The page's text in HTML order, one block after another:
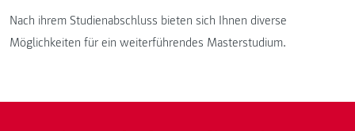
Nach ihrem Studienabschluss bieten sich Ihnen diverse
Möglichkeiten für ein weiterführendes Masterstudium.